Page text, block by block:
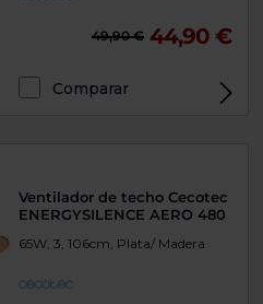
49,90 € 44,90 €
Comparar
Ventilador de techo Cecotec
ENERGYSILENCE AERO 480
65W, 3, 106cm, Plata/ Madera